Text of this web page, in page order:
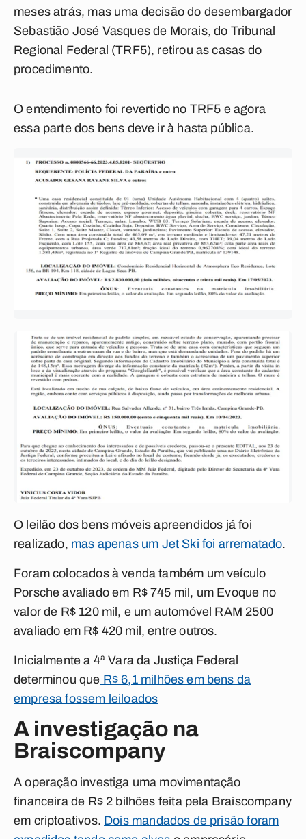
meses atrás, mas uma decisão do desembargador
Sebastião José Vasques de Morais, do Tribunal
Regional Federal (TRF5), retirou as casas do
procedimento.
O entendimento foi revertido no TRF5 e agora
essa parte dos bens deve ir à hasta pública.
O leilão dos bens móveis apreendidos já foi
realizado, mas apenas um Jet Ski foi arrematado.
Foram colocados à venda também um veículo
Porsche avaliado em R$ 745 mil, um Evoque no
valor de R$ 120 mil, e um automóvel RAM 2500
avaliado em R$ 420 mil, entre outros.
Inicialmente a 4ª Vara da Justiça Federal
determinou que R$ 6,1 milhões em bens da
empresa fossem leiloados
A investigação na
Braiscompany
A operação investiga uma movimentação
financeira de R$ 2 bilhões feita pela Braiscompany
em criptoativos. Dois mandados de prisão foram